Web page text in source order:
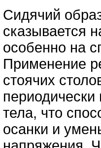
Сидячий
сказывается
особенно на
Применение
стоячих
тела, что
осанки и